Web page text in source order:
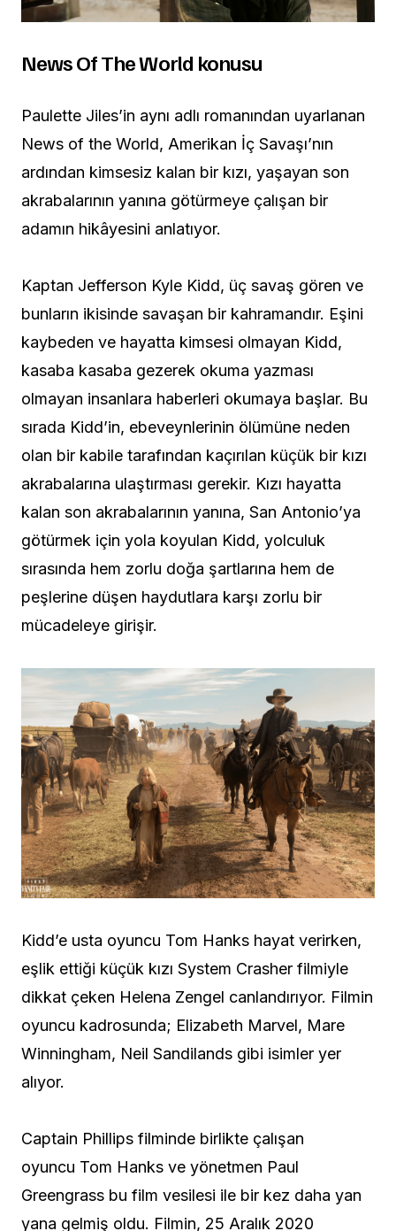
News Of The World konusu
Paulette Jiles’in aynı adlı romanından uyarlanan
News of the World, Amerikan İç Savaşı’nın
ardından kimsesiz kalan bir kızı, yaşayan son
akrabalarının yanına götürmeye çalışan bir
adamın hikâyesini anlatıyor.
Kaptan Jefferson Kyle Kidd, üç savaş gören ve
bunların ikisinde savaşan bir kahramandır. Eşini
kaybeden ve hayatta kimsesi olmayan Kidd,
kasaba kasaba gezerek okuma yazması
olmayan insanlara haberleri okumaya başlar. Bu
sırada Kidd’in, ebeveynlerinin ölümüne neden
olan bir kabile tarafından kaçırılan küçük bir kızı
akrabalarına ulaştırması gerekir. Kızı hayatta
kalan son akrabalarının yanına, San Antonio’ya
götürmek için yola koyulan Kidd, yolculuk
sırasında hem zorlu doğa şartlarına hem de
peşlerine düşen haydutlara karşı zorlu bir
mücadeleye girişir.
Kidd’e usta oyuncu Tom Hanks hayat verirken,
eşlik ettiği küçük kızı System Crasher filmiyle
dikkat çeken Helena Zengel canlandırıyor. Filmin
oyuncu kadrosunda; Elizabeth Marvel, Mare
Winningham, Neil Sandilands gibi isimler yer
alıyor.
Captain Phillips filminde birlikte çalışan
oyuncu Tom Hanks ve yönetmen Paul
Greengrass bu film vesilesi ile bir kez daha yan
yana gelmiş oldu. Filmin, 25 Aralık 2020